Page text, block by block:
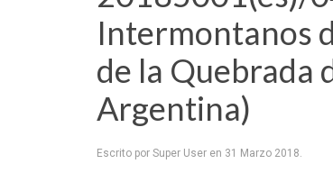
Intermontanos
de la Quebrada
Argentina)
Escrito por Super User en 31 Marzo 2018.